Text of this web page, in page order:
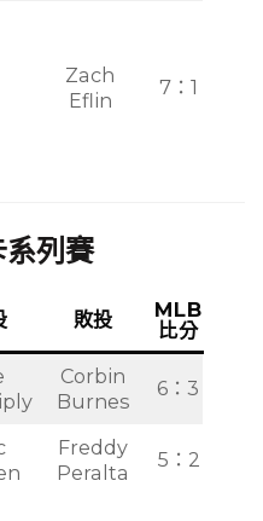
Zach
Eflin
7：1
系列賽
敗投
MLB
比分
Corbin
Burnes
6：3
Freddy
Peralta
5：2